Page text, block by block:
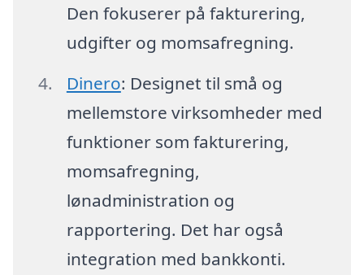
Den fokuserer på fakturering,
udgifter og momsafregning.
Dinero: Designet til små og
mellemstore virksomheder med
funktioner som fakturering,
momsafregning,
lønadministration og
rapportering. Det har også
integration med bankkonti.